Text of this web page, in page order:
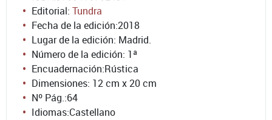
Editorial: Tundra
Fecha de la edición:2018
Lugar de la edición: Madrid.
Número de la edición: 1ª
Encuadernación:Rústica
Dimensiones: 12 cm x 20 cm
Nº Pág.:64
Idiomas:Castellano